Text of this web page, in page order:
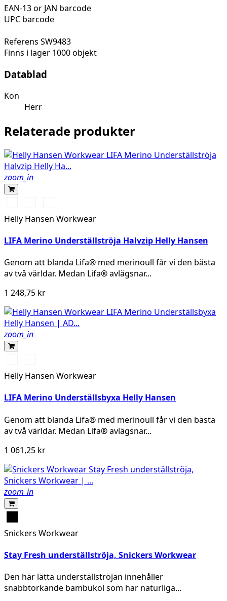
EAN-13 or JAN barcode
UPC barcode
Referens SW9483
Finns i lager 1000 objekt
Datablad
Kön
Herr
Relaterade produkter
zoom_in
BLACKNAVY
GREY
MELANGE/BLACK
Helly Hansen Workwear
LIFA Merino Underställströja Halvzip Helly Hansen
Genom att blanda Lifa® med merinoull får vi den bästa
av två världar. Medan Lifa® avlägsnar...
1 248,75 kr
zoom_in
BLACKNAVY
Helly Hansen Workwear
LIFA Merino Underställsbyxa Helly Hansen
Genom att blanda Lifa® med merinoull får vi den bästa
av två världar. Medan Lifa® avlägsnar...
1 061,25 kr
zoom_in
Snickers Workwear
Stay Fresh underställströja, Snickers Workwear
Den här lätta underställströjan innehåller
snabbtorkande bambukol som har naturliga...